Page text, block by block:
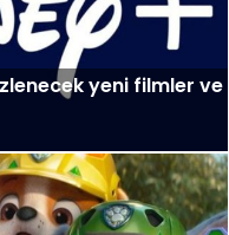
yeni filmler ve